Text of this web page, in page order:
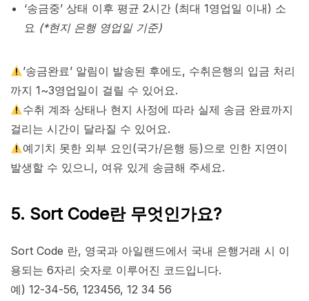
‘송금중’ 상태 이후 평균 2시간 (최대 1영업일 이내) 소
요 (*현지 은행 영업일 기준)
’송금완료’ 알림이 발송된 후에도, 수취은행의 입금 처리
까지 1~3영업일이 걸릴 수 있어요.
수취 계좌 상태나 현지 사정에 따라 실제 송금 완료까지
걸리는 시간이 달라질 수 있어요.
예기치 못한 외부 요인(국가/은행 등)으로 인한 지연이
발생할 수 있으니, 여유 있게 송금해 주세요.
5. Sort Code란 무엇인가요?
Sort Code 란, 영국과 아일랜드에서 국내 은행거래 시 이
용되는 6자리 숫자로 이루어진 코드입니다.
예) 12-34-56, 123456, 12 34 56